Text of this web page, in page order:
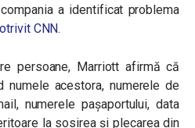
a identificat problema
CNN.
persoane, Marriott afirmă că
numele acestora, numerele de
numerele pașaportului, data
la sosirea și plecarea din